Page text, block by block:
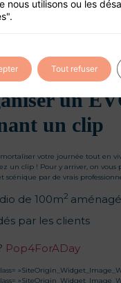
un
un clip
votre journée tout en
un clip ! Pour y arriver, on
scénique par de vrais
de 100m2
par les clients
Pop4ForADay
nous utilisons ou les
Tout refuser